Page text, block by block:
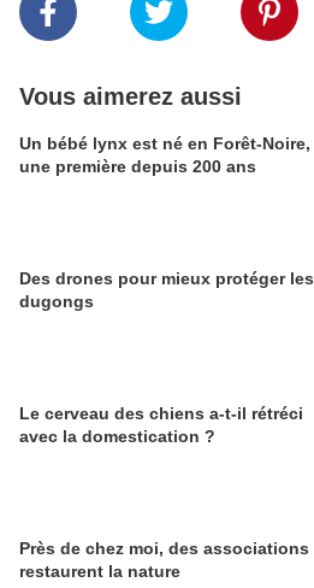
Vous aimerez aussi
Un bébé lynx est né en Forêt-Noire,
une première depuis 200 ans
Des drones pour mieux protéger les
dugongs
Le cerveau des chiens a-t-il rétréci
avec la domestication ?
Près de chez moi, des associations
restaurent la nature